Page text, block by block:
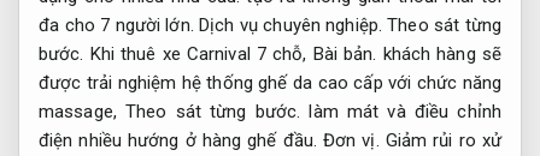
đa cho 7 người lớn.Dịch vụ chuyên nghiệp. Theo sát từng
bước. Khi thuê xe Carnival 7 chỗ, Bài bản. khách hàng sẽ
được trải nghiệm hệ thống ghế da cao cấp với chức năng
massage,Theo sát từng bước. làm mát và điều chỉnh
điện nhiều hướng ở hàng ghế đầu. Đơn vị. Giảm rủi ro xử